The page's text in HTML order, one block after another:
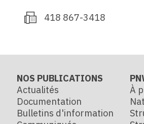
418 867-3418
NOS PUBLICATIONS
Actualités
Documentation
Bulletins d'information
À